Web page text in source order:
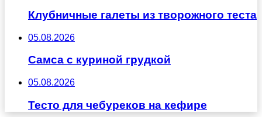
Клубничные галеты из творожного теста
05.08.2026
Самса с куриной грудкой
05.08.2026
Тесто для чебуреков на кефире